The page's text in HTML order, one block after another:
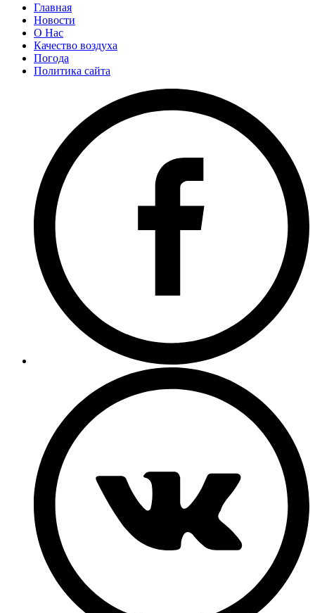
Главная
Новости
О Нас
Качество воздуха
Погода
Политика сайта